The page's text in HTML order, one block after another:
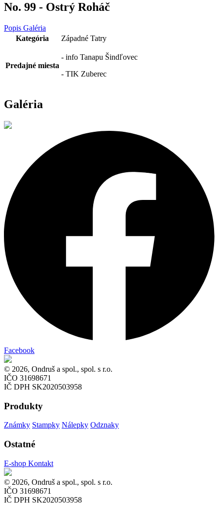
No. 99 - Ostrý Roháč
Popis Galéria
Kategória
Západné Tatry
Predajné miesta
- info Tanapu Šindľovec
- TIK Zuberec
Galéria
Facebook
© 2026, Ondruš a spol., spol. s r.o.
IČO 31698671
IČ DPH SK2020503958
Produkty
Známky Stampky Nálepky Odznaky
Ostatné
E-shop Kontakt
© 2026, Ondruš a spol., spol. s r.o.
IČO 31698671
IČ DPH SK2020503958